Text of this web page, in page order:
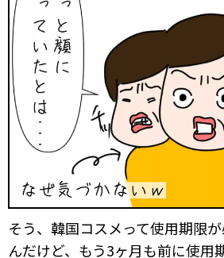
そう、韓国コスメって使用期限
んだけど、もう3ヶ月も前に使用